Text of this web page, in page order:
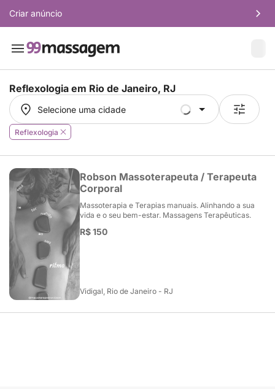
Criar anúncio
Reflexologia em Rio de Janeiro, RJ
Selecione uma cidade
Selecione uma cidade
Reflexologia
Robson Massoterapeuta / Terapeuta
Corporal
Massoterapia e Terapias manuais. Alinhando a sua
vida e o seu bem-estar. Massagens Terapêuticas.
R$ 150
Vidigal, Rio de Janeiro - RJ